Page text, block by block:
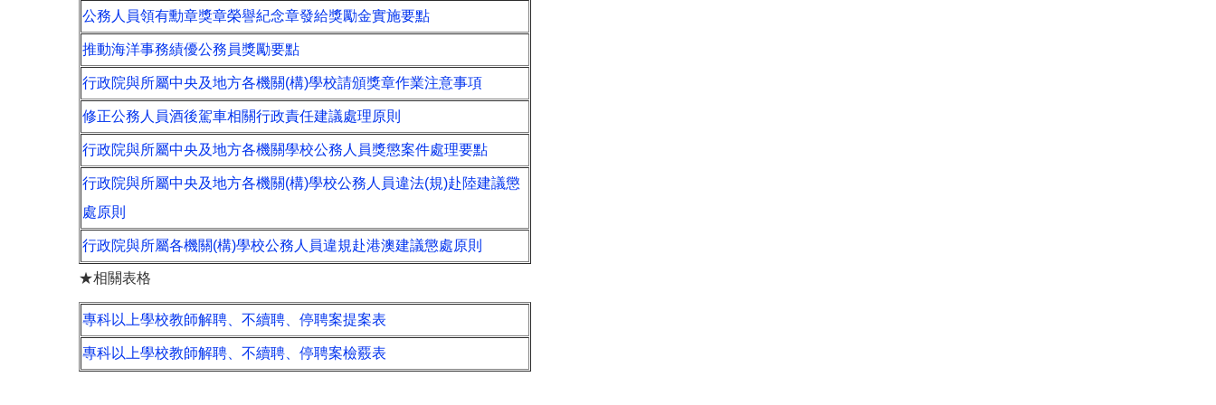
公務人員領有勳章獎章榮譽紀念章發給獎勵金實施要點
推動海洋事務績優公務員獎勵要點
行政院與所屬中央及地方各機關(構)學校請頒獎章作業注意事項
修正公務人員酒後駕車相關行政責任建議處理原則
行政院與所屬中央及地方各機關學校公務人員獎懲案件處理要點
行政院與所屬中央及地方各機關(構)學校公務人員違法(規)赴陸建議懲
處原則
行政院與所屬各機關(構)學校公務人員違規赴港澳建議懲處原則
★相關表格
專科以上學校教師解聘、不續聘、停聘案提案表
專科以上學校教師解聘、不續聘、停聘案檢覈表